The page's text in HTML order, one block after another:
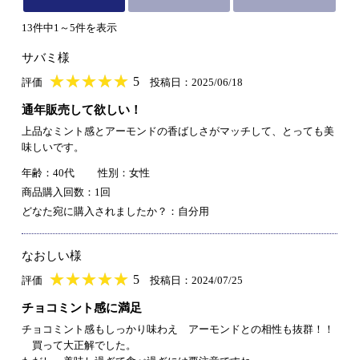
13件中1～5件を表示
サバミ様
評価 ★★★★★
★★★★★ 5 投稿日：2025/06/18
通年販売して欲しい！
上品なミント感とアーモンドの香ばしさがマッチして、とっても美
味しいです。
年齢：40代
性別：女性
商品購入回数：1回
どなた宛に購入されましたか？：自分用
なおしい様
評価 ★★★★★
★★★★★ 5 投稿日：2024/07/25
チョコミント感に満足
チョコミント感もしっかり味わえ アーモンドとの相性も抜群！！
買って大正解でした。